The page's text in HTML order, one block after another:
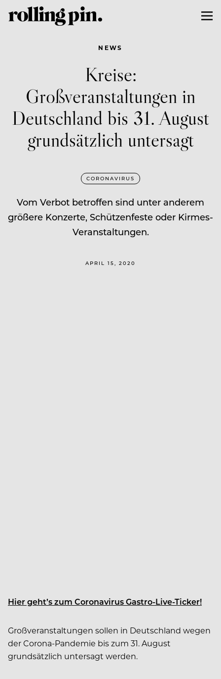
NEWS
Kreise:
Großveranstaltungen in
Deutschland bis 31. August
grundsätzlich untersagt
CORONAVIRUS
Vom Verbot betroffen sind unter anderem
größere Konzerte, Schützenfeste oder Kirmes-
Veranstaltungen.
APRIL 15, 2020
Hier geht’s zum Coronavirus Gastro-Live-Ticker!
Großveranstaltungen sollen in Deutschland wegen
der Corona-Pandemie bis zum 31. August
grundsätzlich untersagt werden.